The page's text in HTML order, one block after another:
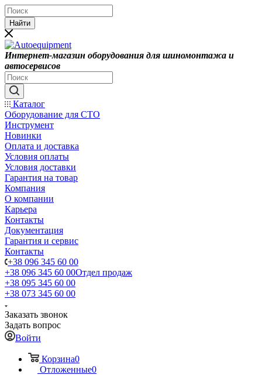
Найти
Интернет-магазин оборудования для шиномонтажа и
автосервисов
Каталог
Оборудование для СТО
Инструмент
Новинки
Оплата и доставка
Условия оплаты
Условия доставки
Гарантия на товар
Компания
О компании
Карьера
Контакты
Документация
Гарантия и сервис
Контакты
+38 096 345 60 00
+38 096 345 60 00Отдел продаж
+38 095 345 60 00
+38 073 345 60 00
Заказать звонок
Задать вопрос
Войти
Корзина0
Отложенные0